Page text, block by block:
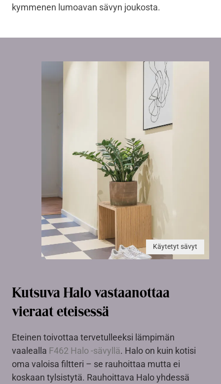
kymmenen lumoavan sävyn joukosta.
Käytetyt sävyt
Kutsuva Halo vastaanottaa
vieraat eteisessä
Eteinen toivottaa tervetulleeksi lämpimän
vaalealla F462 Halo -sävyllä. Halo on kuin kotisi
oma valoisa filtteri – se rauhoittaa mutta ei
koskaan tylsistytä. Rauhoittava Halo yhdessä